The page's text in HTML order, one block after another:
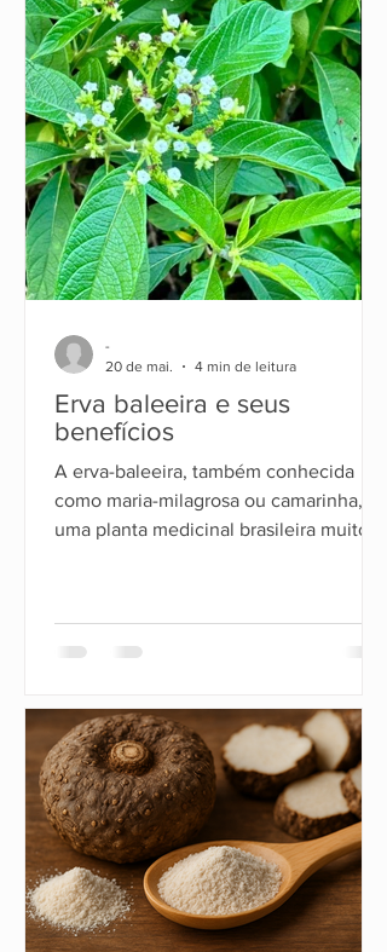
Erva baleeira e seus
benefícios
A erva-baleeira, também conhecida
como maria-milagrosa ou camarinha, é
uma planta medicinal brasileira muito
nome científico é Cordia verbenacea e
propriedades anti-inflamatórias e
analgésicas.
-
20 de mai.
4 min de leitura